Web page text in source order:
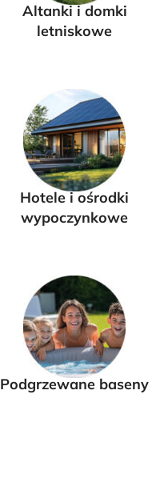
Altanki i domki
letniskowe
Hotele i ośrodki
wypoczynkowe
Podgrzewane baseny